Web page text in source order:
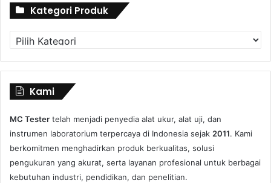
Kategori Produk
Kategori
Produk
Kami
MC Tester telah menjadi penyedia alat ukur, alat uji, dan
instrumen laboratorium terpercaya di Indonesia sejak 2011. Kami
berkomitmen menghadirkan produk berkualitas, solusi
pengukuran yang akurat, serta layanan profesional untuk berbagai
kebutuhan industri, pendidikan, dan penelitian.